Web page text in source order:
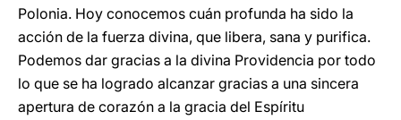
Polonia. Hoy conocemos cuán profunda ha sido la
acción de la fuerza divina, que libera, sana y purifica.
Podemos dar gracias a la divina Providencia por todo
lo que se ha logrado alcanzar gracias a una sincera
apertura de corazón a la gracia del Espíritu